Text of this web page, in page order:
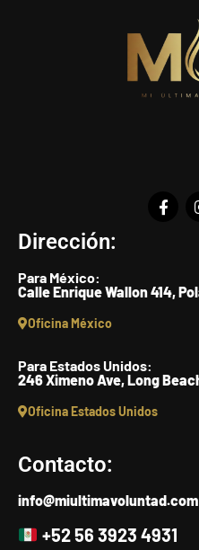
Dirección:
Para México:
Calle Enrique Wallon 414,
Oficina México
Para Estados Unidos:
246 Ximeno Ave, Long
Oficina Estados Unidos
Contacto:
info@miultimavoluntad.com
+52 56 3923 4931